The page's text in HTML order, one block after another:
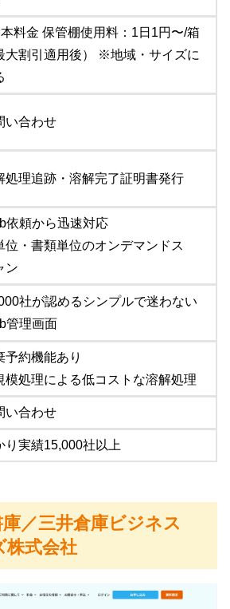
料金 保管棚使用料：1日1円〜/箱
大割引適用後） ※地域・サイズに
い合わせ
処理追跡・溶解完了証明書発行
依頼から迅速対応
位・書類単位のオンデマンドス
ン
社が認めるシンプルで迷わない
管理画面
予約機能あり
模処理による低コストな溶解処理
い合わせ
り実績15,000社以上
／三井倉庫ビジネス
株式会社